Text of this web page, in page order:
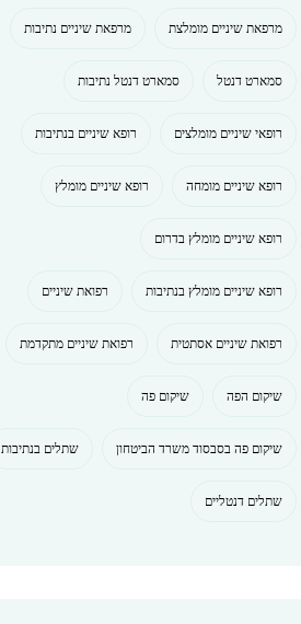
מרפאת שיניים מומלצת מרפאת שיניים נתיבות
סמארט דנטל סמארט דנטל נתיבות
רופאי שיניים מומלצים רופא שיניים בנתיבות
רופא שיניים מומחה רופא שיניים מומלץ
רופא שיניים מומלץ בדרום
רופא שיניים מומלץ בנתיבות רפואת שיניים
רפואת שיניים אסתטית רפואת שיניים מתקדמת
שיקום הפה שיקום פה
שיקום פה בסבסוד משרד הביטחון שתלים בנתיבות
שתלים דנטליים